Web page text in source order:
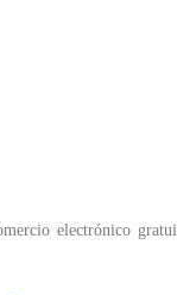
electrónico